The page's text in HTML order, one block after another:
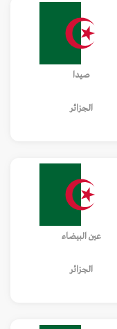
صيدا
الجزائر
عين البيضاء
الجزائر